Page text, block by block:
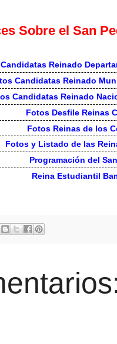
Sobre el San
Reinado
Candidatas Reinado
Candidatas Reinado
Fotos Desfile Reinas
Fotos Reinas de los
Fotos y Listado de las
Programación del
Reina Estudiantil